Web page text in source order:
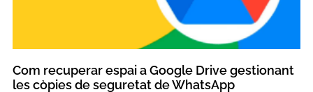
Com recuperar espai a Google Drive gestionant
les còpies de seguretat de WhatsApp